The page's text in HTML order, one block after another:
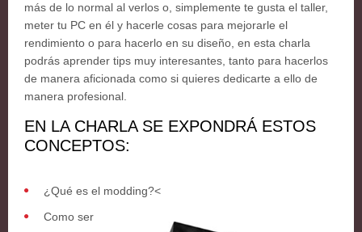
más de lo normal al verlos o, simplemente te gusta el taller,
meter tu PC en él y hacerle cosas para mejorarle el
rendimiento o para hacerlo en su diseño, en esta charla
podrás aprender tips muy interesantes, tanto para hacerlos
de manera aficionada como si quieres dedicarte a ello de
manera profesional.
EN LA CHARLA SE EXPONDRÁ ESTOS
CONCEPTOS:
¿Qué es el modding?<
Como ser